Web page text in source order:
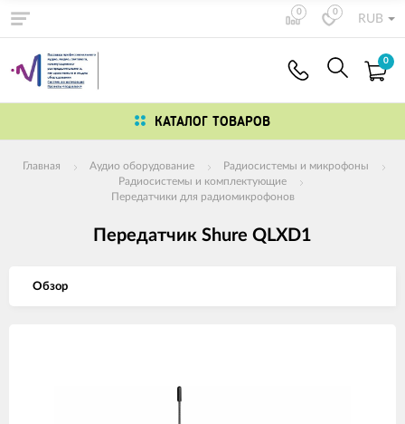
0 0
RUB
0
КАТАЛОГ ТОВАРОВ
Главная Аудио оборудование
Радиосистемы и микрофоны
Радиосистемы и комплектующие
Передатчики для радиомикрофонов
Передатчик Shure QLXD1
Обзор